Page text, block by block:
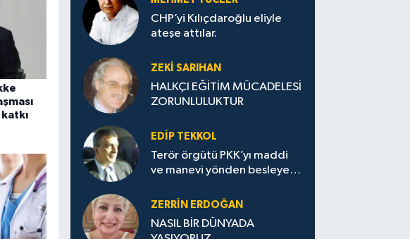
CHP’yi Kılıçdaroğlu eliyle
ateşe attılar.
ZEKI SARIHAN
HALKÇI EĞİTİM MÜCADELESİ
ZORUNLULUKTUR
EDIP TEKKOL
Terör örgütü PKK’yı maddi
ve manevi yönden besleyen
ZERRIN ERDOĞAN
NASIL BİR DÜNYADA